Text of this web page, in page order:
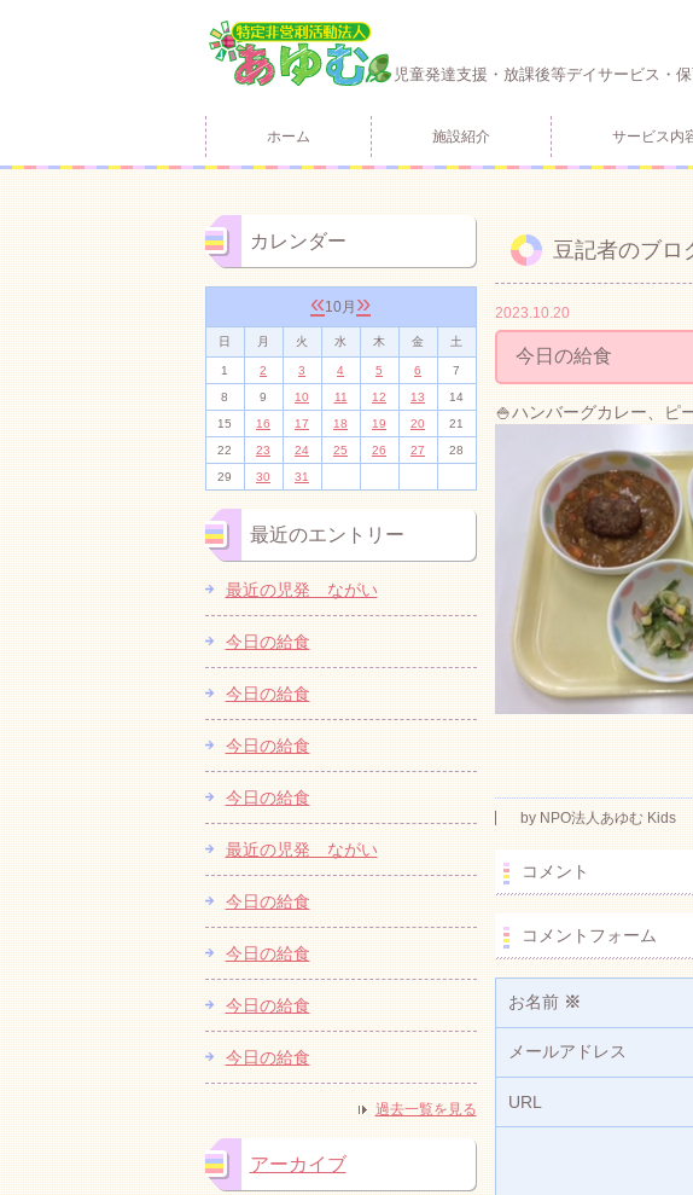
児童発達支援・放課後等デイサービス・
ホーム 施設紹介 サービス内
豆記者のブロ
2023.10.20
今日の給食
🍚ハンバーグカレー、ピ
byNPO法人あゆむ Kids
コメント
コメントフォーム
お名前 ※
メールアドレス
URL
カレンダー
«10月 »
日 月 火 水 木 金 土
1 2 3 4 5 6
7
8
9 10 11 12 13
14
15
16 17 18 19 20
21
22
23 24 25 26 27
28
29
30 31
最近のエントリー
最近の児発 ながい
今日の給食
今日の給食
今日の給食
今日の給食
最近の児発 ながい
今日の給食
今日の給食
今日の給食
今日の給食
過去一覧を見る
アーカイブ